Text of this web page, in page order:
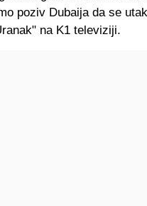
poziv Dubaija da se
na K1 televiziji.